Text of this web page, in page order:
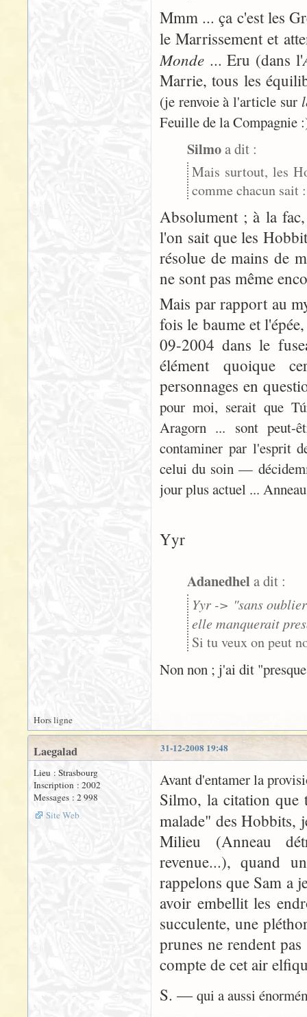
Mmm ... ça c'est les
le Marrissement et
Monde ... Eru (dans l'
Marrie, tous les
(je renvoie à l'article sur
Feuille de la Compagnie
Silmoa dit :
Mais surtout, les
comme chacun sait
Absolument ; à la
l'on sait que les
résolue de mains de
ne sont pas même
Mais par rapport au
fois le baume et
09-2004 dans le
élément quoique
personnages en
pour moi, serait que
Aragorn ... sont peut-
contaminer par l'esprit
celui du soin —
jour plus actuel ...
Yyr
Adanedhel a dit :
Yyr -> "sans
elle manquerait
Si tu veux on peut
Non non ; j'ai dit
Hors ligne
31-12-2008 19:48
Laegalad
Lieu : Strasbourg
Inscription : 2002
Messages : 2 998
Site Web
Avant d'entamer la
Silmo, la citation que
malade" des Hobbits,
Milieu (Anneau
revenue...), quand
rappelons que Sam a
avoir embellit les
succulente, une
prunes ne rendent
compte de cet air
S. — qui a aussi